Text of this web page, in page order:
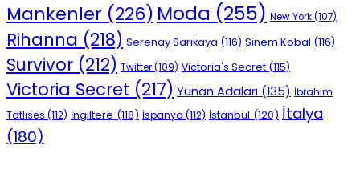
Mankenler (226) Moda (255) New York(107)
Rihanna (218) Serenay Sarıkaya (116) Sinem Kobal (116)
Survivor (212) Twitter(109) Victoria's Secret (115)
Victoria Secret (217) Yunan Adaları (135) İbrahim
Tatlıses (112) İngiltere (118) İspanya (112) İstanbul (120) İtalya
(180)